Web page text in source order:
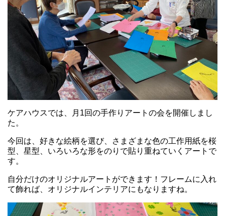
ケアハウスでは、月1回の手作りアートの会を開催しまし
た。
今回は、好きな絵柄を選び、さまざまな色の工作用紙を桜
型、星型、いろいろな形をのりで貼り重ねていくアートで
す。
自分だけのオリジナルアートができます！フレームに入れ
て飾れば、オリジナルインテリアにもなりますね。